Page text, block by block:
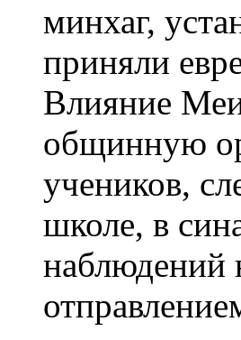
минхаг,
приняли
Влияние
общинную
учеников,
школе, в
наблюдений